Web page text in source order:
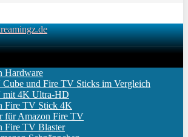
Hardware
und Fire TV Sticks im Vergleich
mit 4K Ultra-HD
Fire TV Stick 4K
für Amazon Fire TV
Fire TV Blaster